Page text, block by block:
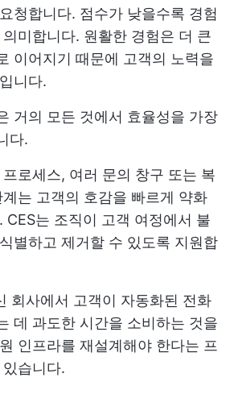
청합니다. 점수가 낮을수록 경험
미합니다. 원활한 경험은 더 큰
이어지기 때문에 고객의 노력을
니다.
거의 모든 것에서 효율성을 가장
다.
로세스, 여러 문의 창구 또는 복
는 고객의 호감을 빠르게 약화
CES는 조직이 고객 여정에서 불
별하고 제거할 수 있도록 지원합
회사에서 고객이 자동화된 전화
데 과도한 시간을 소비하는 것을
인프라를 재설계해야 한다는 프
습니다.